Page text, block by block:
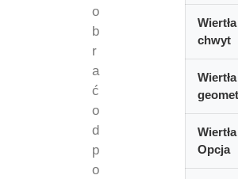
o
b
r
a
ć
o
d
p
o
Wiertła
chwyt
Wiertła
Wiertła
Opcja